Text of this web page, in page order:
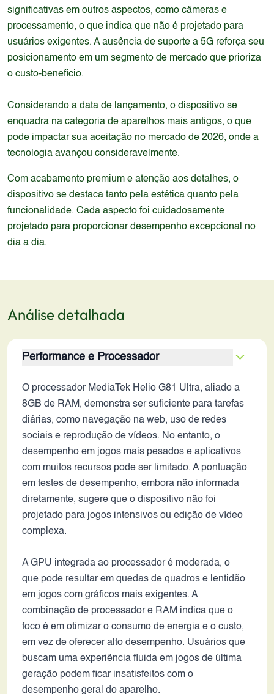
significativas em outros aspectos, como câmeras e
processamento, o que indica que não é projetado para
usuários exigentes. A ausência de suporte a 5G reforça seu
posicionamento em um segmento de mercado que prioriza
o custo-benefício.
Considerando a data de lançamento, o dispositivo se
enquadra na categoria de aparelhos mais antigos, o que
pode impactar sua aceitação no mercado de 2026, onde a
tecnologia avançou consideravelmente.
Com acabamento premium e atenção aos detalhes, o
dispositivo se destaca tanto pela estética quanto pela
funcionalidade. Cada aspecto foi cuidadosamente
projetado para proporcionar desempenho excepcional no
dia a dia.
Análise detalhada
Performance e Processador
O processador MediaTek Helio G81 Ultra, aliado a
8GB de RAM, demonstra ser suficiente para tarefas
diárias, como navegação na web, uso de redes
sociais e reprodução de vídeos. No entanto, o
desempenho em jogos mais pesados e aplicativos
com muitos recursos pode ser limitado. A pontuação
em testes de desempenho, embora não informada
diretamente, sugere que o dispositivo não foi
projetado para jogos intensivos ou edição de vídeo
complexa.
A GPU integrada ao processador é moderada, o
que pode resultar em quedas de quadros e lentidão
em jogos com gráficos mais exigentes. A
combinação de processador e RAM indica que o
foco é em otimizar o consumo de energia e o custo,
em vez de oferecer alto desempenho. Usuários que
buscam uma experiência fluida em jogos de última
geração podem ficar insatisfeitos com o
desempenho geral do aparelho.